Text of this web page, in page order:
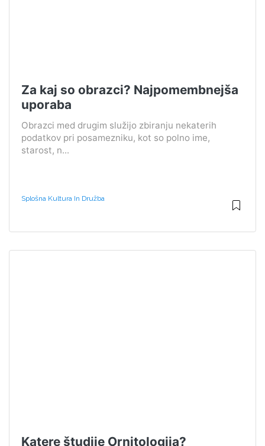
Za kaj so obrazci? Najpomembnejša
uporaba
Obrazci med drugim služijo zbiranju nekaterih
podatkov pri posamezniku, kot so polno ime,
starost, n...
Splošna Kultura In Družba
Katere študije Ornitologija?